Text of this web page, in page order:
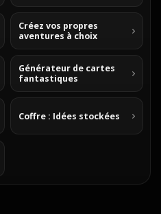
Créez vos propres
aventures à choix
Générateur de cartes
fantastiques
Coffre : Idées stockées